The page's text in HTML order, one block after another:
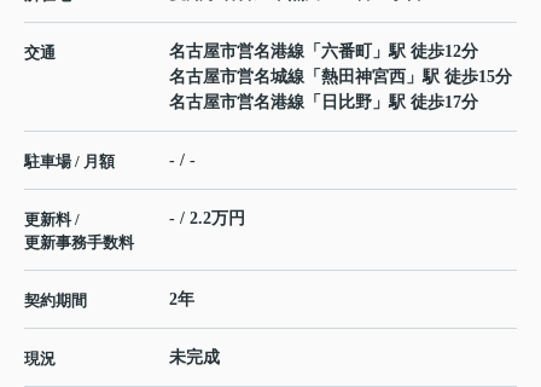
交通 名古屋市営名港線 「 六番町
」駅 徒歩12分
名古屋市営名城線 「 熱田神宮西 」駅 徒歩15分
名古屋市営名港線 「 日比野 」駅 徒歩17分
駐車場 / 月額 - / -
更新料 /
更新事務手数料
- / 2.2万円
契約期間 2年
現況 未完成